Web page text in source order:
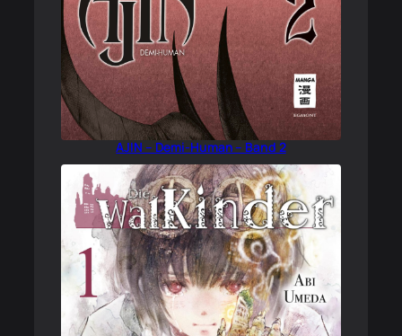
AJIN – Demi-Human – Band 2